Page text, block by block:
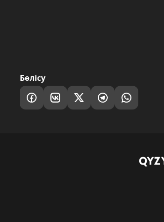
Бөлісу